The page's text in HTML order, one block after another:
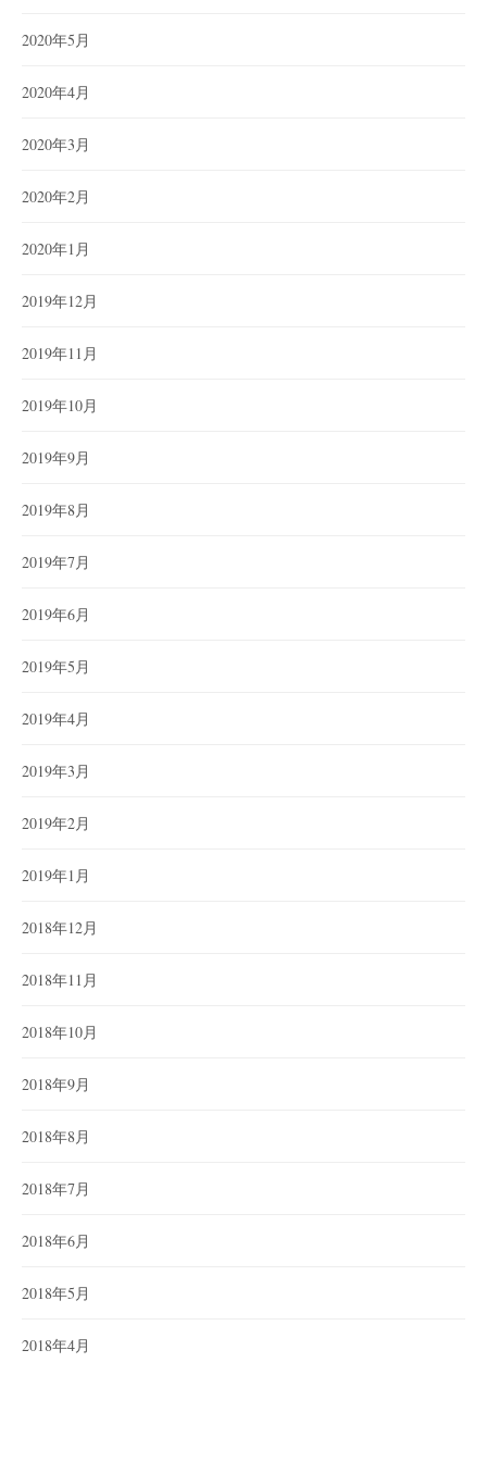
2020年5月
2020年4月
2020年3月
2020年2月
2020年1月
2019年12月
2019年11月
2019年10月
2019年9月
2019年8月
2019年7月
2019年6月
2019年5月
2019年4月
2019年3月
2019年2月
2019年1月
2018年12月
2018年11月
2018年10月
2018年9月
2018年8月
2018年7月
2018年6月
2018年5月
2018年4月